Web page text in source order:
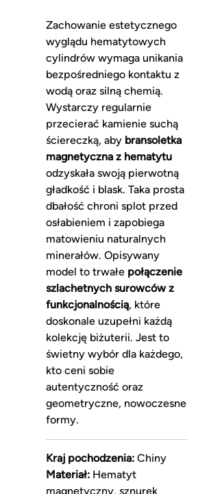
Zachowanie estetycznego
wyglądu hematytowych
cylindrów wymaga unikania
bezpośredniego kontaktu z
wodą oraz silną chemią.
Wystarczy regularnie
przecierać kamienie suchą
ściereczką, aby bransoletka
magnetyczna z hematytu
odzyskała swoją pierwotną
gładkość i blask. Taka prosta
dbałość chroni splot przed
osłabieniem i zapobiega
matowieniu naturalnych
minerałów. Opisywany
model to trwałe połączenie
szlachetnych surowców z
funkcjonalnością, które
doskonale uzupełni każdą
kolekcję biżuterii. Jest to
świetny wybór dla każdego,
kto ceni sobie
autentyczność oraz
geometryczne, nowoczesne
formy.
Kraj pochodzenia:Chiny
Materiał:Hematyt
magnetyczny, sznurek